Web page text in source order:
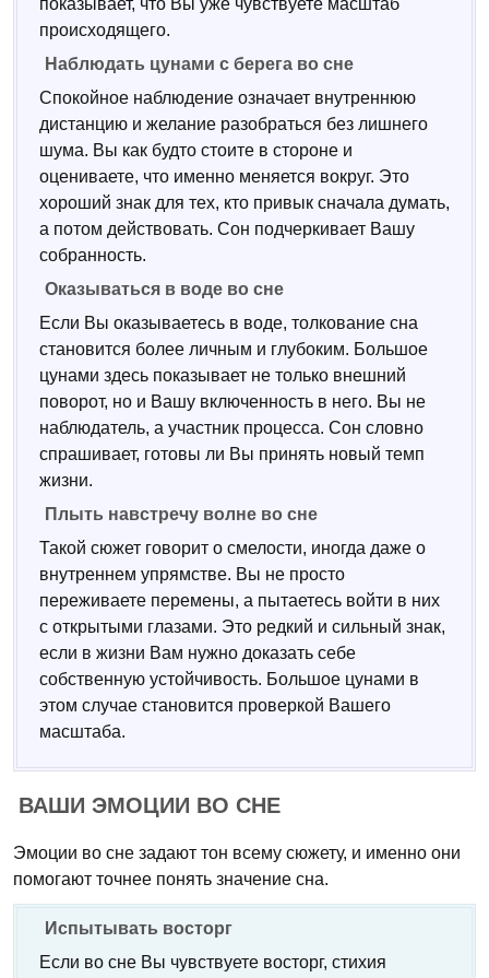
показывает, что Вы уже чувствуете масштаб
происходящего.
Наблюдать цунами с берега во сне
Спокойное наблюдение означает внутреннюю
дистанцию и желание разобраться без лишнего
шума. Вы как будто стоите в стороне и
оцениваете, что именно меняется вокруг. Это
хороший знак для тех, кто привык сначала думать,
а потом действовать. Сон подчеркивает Вашу
собранность.
Оказываться в воде во сне
Если Вы оказываетесь в воде, толкование сна
становится более личным и глубоким. Большое
цунами здесь показывает не только внешний
поворот, но и Вашу включенность в него. Вы не
наблюдатель, а участник процесса. Сон словно
спрашивает, готовы ли Вы принять новый темп
жизни.
Плыть навстречу волне во сне
Такой сюжет говорит о смелости, иногда даже о
внутреннем упрямстве. Вы не просто
переживаете перемены, а пытаетесь войти в них
с открытыми глазами. Это редкий и сильный знак,
если в жизни Вам нужно доказать себе
собственную устойчивость. Большое цунами в
этом случае становится проверкой Вашего
масштаба.
ВАШИ ЭМОЦИИ ВО СНЕ
Эмоции во сне задают тон всему сюжету, и именно они
помогают точнее понять значение сна.
Испытывать восторг
Если во сне Вы чувствуете восторг, стихия